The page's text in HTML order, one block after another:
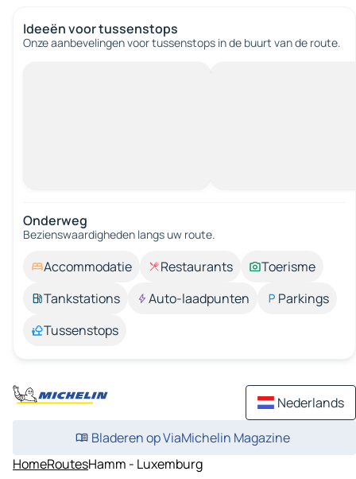
Ideeën voor tussenstops
Onze aanbevelingen voor tussenstops in de buurt van de route.
Onderweg
Bezienswaardigheden langs uw route.
Accommodatie Restaurants
Toerisme
Tankstations
Auto-laadpunten
Parkings
Tussenstops
Nederlands
Bladeren op ViaMichelin Magazine
HomeRoutesHamm - Luxemburg